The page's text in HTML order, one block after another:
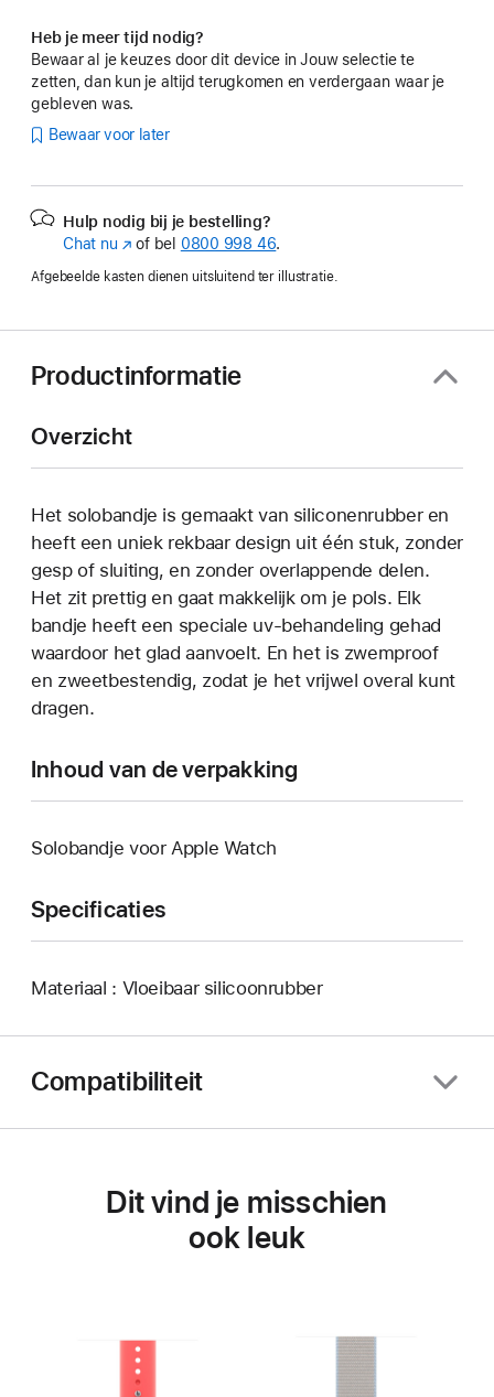
Heb je meer tijd nodig?
Bewaar al je keuzes door dit device in Jouw selectie te
zetten, dan kun je altijd terugkomen en verdergaan waar je
gebleven was.
Bewaar voor later
Hulp nodig bij je bestelling?
Chat nu (Wordt
nieuw
geopend)
of bel 0800 998 46.
Afgebeelde kasten dienen uitsluitend ter illustratie.
Productinformatie
Overzicht
Het solobandje is gemaakt van siliconenrubber en
heeft een uniek rekbaar design uit één stuk, zonder
gesp of sluiting, en zonder overlappende delen.
Het zit prettig en gaat makkelijk om je pols. Elk
bandje heeft een speciale uv-behandeling gehad
waardoor het glad aanvoelt. En het is zwemproof
en zweetbestendig, zodat je het vrijwel overal kunt
dragen.
Inhoud van de verpakking
Solobandje voor Apple Watch
Specificaties
Materiaal : Vloeibaar silicoonrubber
Compatibiliteit
Dit vind je misschien
ook leuk